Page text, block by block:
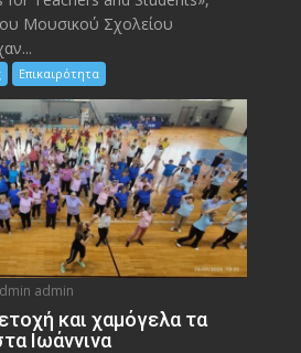
του Μουσικού Σχολείου
Επικαιρότητα
admin
και χαμόγελα τα
Ιωάννινα